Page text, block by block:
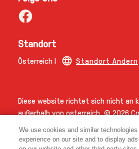
Standort
Österreich | Standort Andern
Diese website richtet sich nicht an
außerhalb von osterreich.© 2026
We use cookies and similar
experience on our site and to display